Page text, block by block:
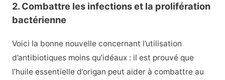
2. Combattre les infections et la prolifération
bactérienne
Voici la bonne nouvelle concernant l’utilisation
d’antibiotiques moins qu’idéaux : il est prouvé que
l’huile essentielle d’origan peut aider à combattre au